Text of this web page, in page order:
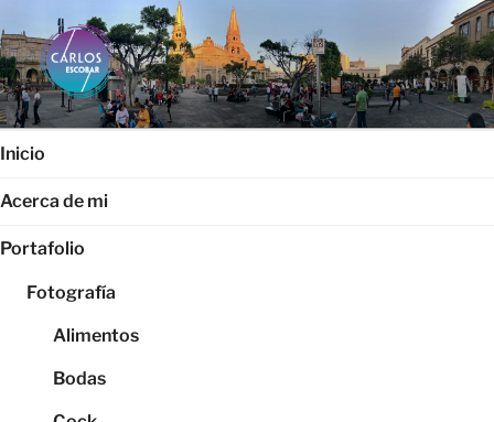
al
contenido
CARLOS ESCOBAR
Página web oficial del fotógrafo, locutor y productor audiovisual
Carlos Escobar
Inicio
Acerca de mi
Portafolio
Fotografía
Alimentos
Bodas